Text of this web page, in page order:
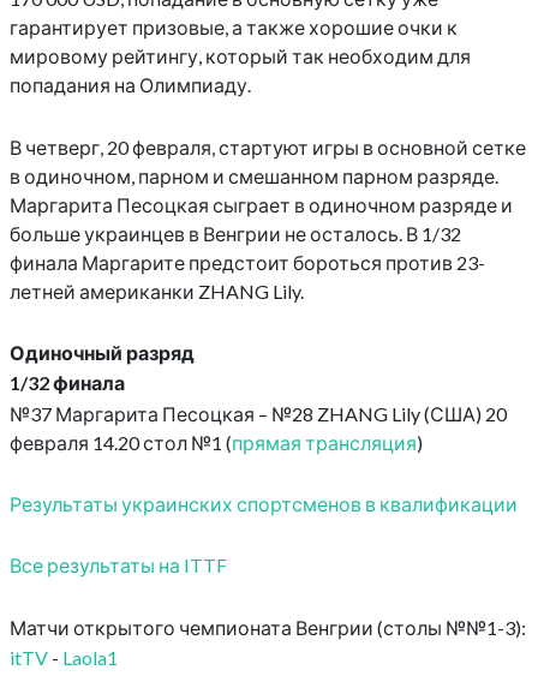
гарантирует призовые, а также хорошие очки к
мировому рейтингу, который так необходим для
попадания на Олимпиаду.
В четверг, 20 февраля, стартуют игры в основной сетке
в одиночном, парном и смешанном парном разряде.
Маргарита Песоцкая сыграет в одиночном разряде и
больше украинцев в Венгрии не осталось. В 1/32
финала Маргарите предстоит бороться против 23-
летней американки ZHANG Lily.
Одиночный разряд
1/32 финала
№37 Маргарита Песоцкая – №28 ZHANG Lily (США) 20
февраля 14.20 стол №1 (прямая трансляция)
Результаты украинских спортсменов в квалификации
Все результаты на ITTF
Матчи открытого чемпионата Венгрии (столы №№1-3):
itTV - Laola1